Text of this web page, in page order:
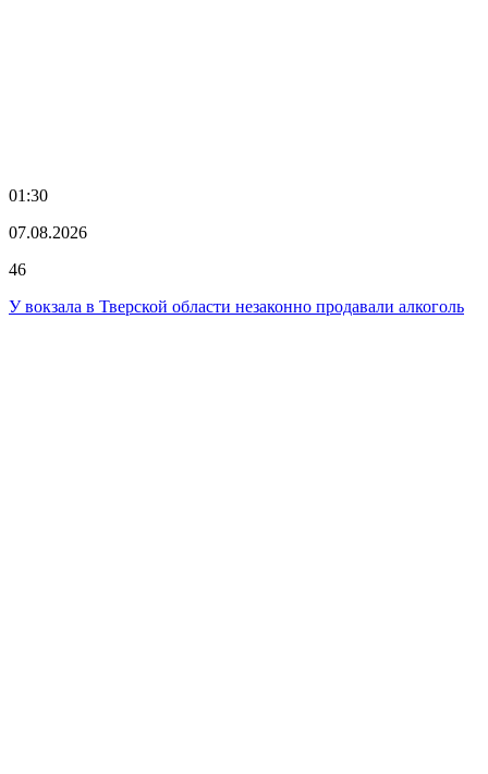
01:30
07.08.2026
46
У вокзала в Тверской области незаконно продавали алкоголь